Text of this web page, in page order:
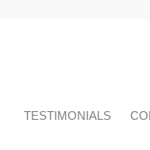
TESTIMONIALS